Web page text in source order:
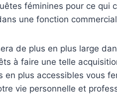
féminines pour ce qui
une fonction
de plus en plus large
à faire une telle
en plus accessibles vous
vie personnelle et